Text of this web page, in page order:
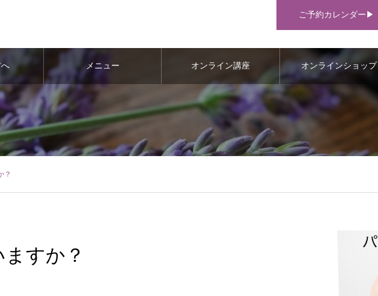
ご予約カレンダー▶︎
メニュー オンライン講座 オンラインショップ
？
すか？